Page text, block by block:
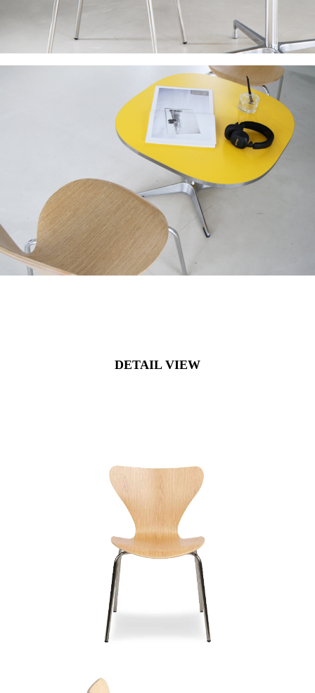
DETAIL VIEW